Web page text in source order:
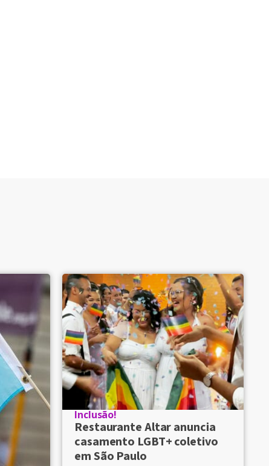
Inclusão!
Restaurante Altar anuncia
casamento LGBT+ coletivo
em São Paulo